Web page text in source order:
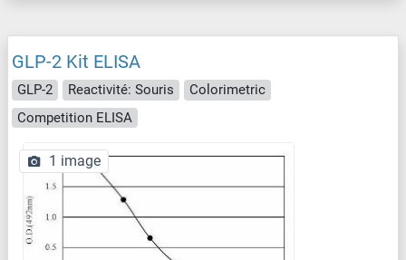
GLP-2 Kit ELISA
GLP-2 Reactivité: Souris
Colorimetric
Competition ELISA
1 image